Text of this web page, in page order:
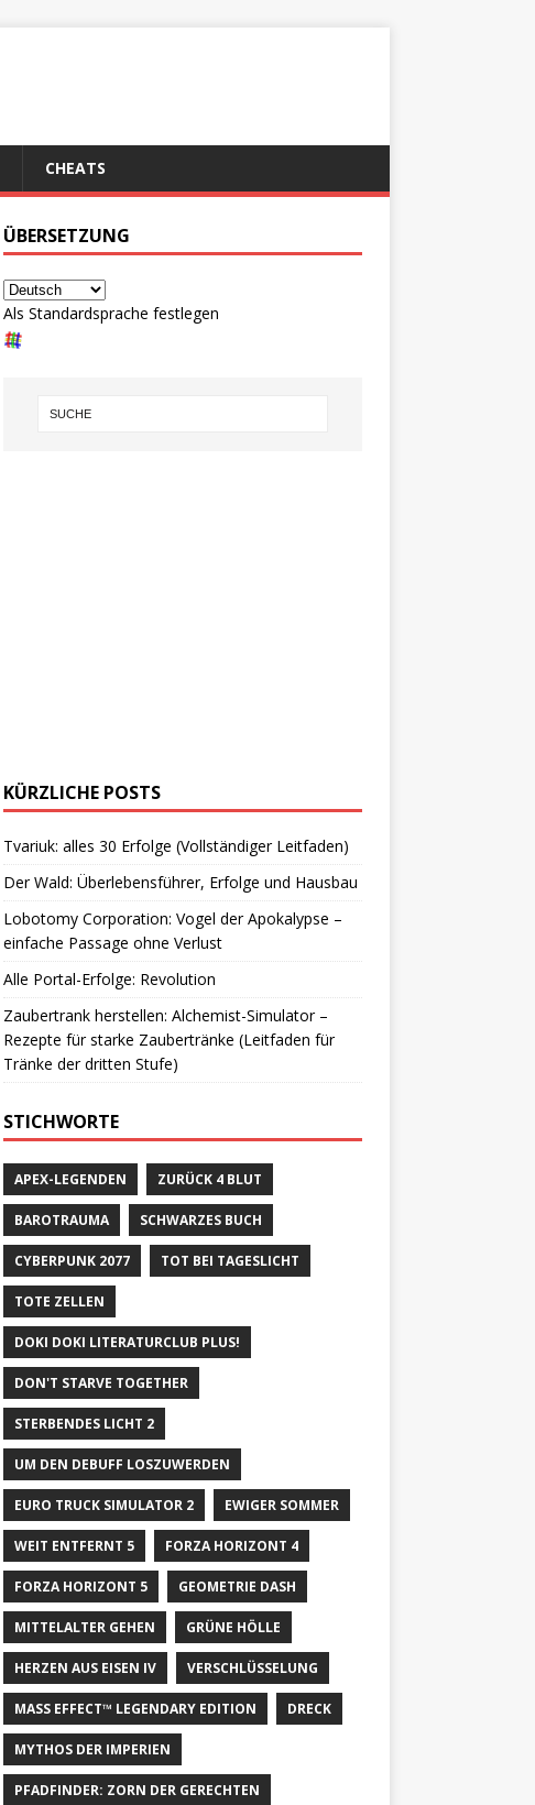
CHEATS
ÜBERSETZUNG
Als Standardsprache festlegen
KÜRZLICHE POSTS
Tvariuk: alles 30 Erfolge (Vollständiger Leitfaden)
Der Wald: Überlebensführer, Erfolge und Hausbau
Lobotomy Corporation: Vogel der Apokalypse –
einfache Passage ohne Verlust
Alle Portal-Erfolge: Revolution
Zaubertrank herstellen: Alchemist-Simulator –
Rezepte für starke Zaubertränke (Leitfaden für
Tränke der dritten Stufe)
STICHWORTE
APEX-LEGENDEN ZURÜCK 4 BLUT
BAROTRAUMA SCHWARZES BUCH
CYBERPUNK 2077 TOT BEI TAGESLICHT
TOTE ZELLEN
DOKI DOKI LITERATURCLUB PLUS!
DON'T STARVE TOGETHER
STERBENDES LICHT 2
UM DEN DEBUFF LOSZUWERDEN
EURO TRUCK SIMULATOR 2 EWIGER SOMMER
WEIT ENTFERNT 5 FORZA HORIZONT 4
FORZA HORIZONT 5 GEOMETRIE DASH
MITTELALTER GEHEN GRÜNE HÖLLE
HERZEN AUS EISEN IV VERSCHLÜSSELUNG
MASS EFFECT™ LEGENDARY EDITION DRECK
MYTHOS DER IMPERIEN
PFADFINDER: ZORN DER GERECHTEN